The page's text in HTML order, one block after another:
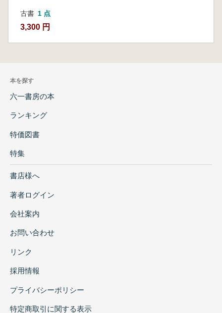
古書 1 点
3,300 円
本を探す
六一書房の本
ランキング
特価図書
特集
書店様へ
著者ログイン
会社案内
お問い合わせ
リンク
採用情報
プライバシーポリシー
特定商取引に関する表示